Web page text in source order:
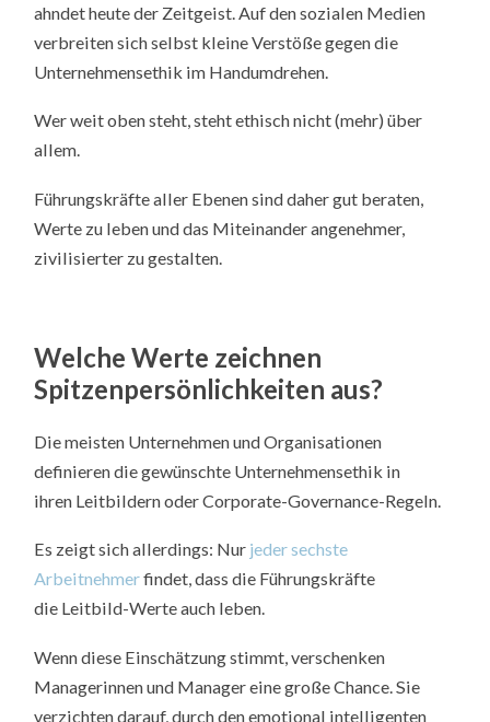
ahndet heute der Zeitgeist. Auf den sozialen Medien
verbreiten sich selbst kleine Verstöße gegen die
Unternehmensethik im Handumdrehen.
Wer weit oben steht, steht ethisch nicht (mehr) über
allem.
Führungskräfte aller Ebenen sind daher gut beraten,
Werte zu leben und das Miteinander angenehmer,
zivilisierter zu gestalten.
Welche Werte zeichnen
Spitzenpersönlichkeiten aus?
Die meisten Unternehmen und Organisationen
definieren die gewünschte Unternehmensethik in
ihren Leitbildern oder Corporate-Governance-Regeln.
Es zeigt sich allerdings: Nur jeder sechste
Arbeitnehmerfindet, dass die Führungskräfte
die Leitbild-Werte auch leben.
Wenn diese Einschätzung stimmt, verschenken
Managerinnen und Manager eine große Chance. Sie
verzichten darauf, durch den emotional intelligenten